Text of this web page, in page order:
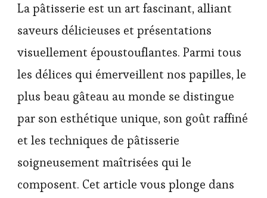
La pâtisserie est un art fascinant, alliant
saveurs délicieuses et présentations
visuellement époustouflantes. Parmi tous
les délices qui émerveillent nos papilles, le
plus beau gâteau au monde se distingue
par son esthétique unique, son goût raffiné
et les techniques de pâtisserie
soigneusement maîtrisées qui le
composent. Cet article vous plonge dans